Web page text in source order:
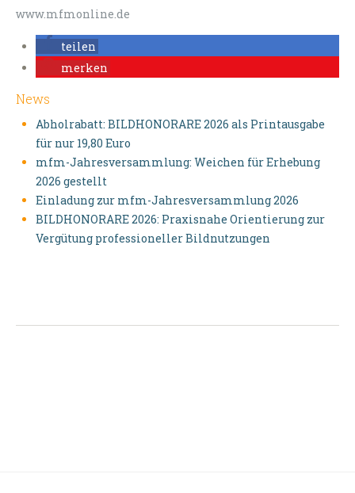
www.mfmonline.de
teilen
merken
News
Abholrabatt: BILDHONORARE 2026 als Printausgabe
für nur 19,80 Euro
mfm-Jahresversammlung: Weichen für Erhebung
2026 gestellt
Einladung zur mfm-Jahresversammlung 2026
BILDHONORARE 2026: Praxisnahe Orientierung zur
Vergütung professioneller Bildnutzungen